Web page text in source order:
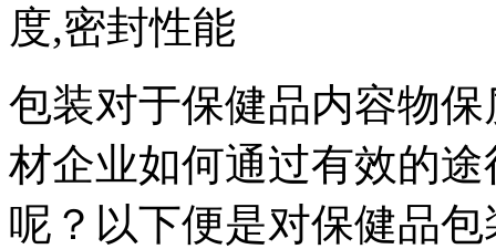
度,密封性能
包装对于保健品内容物
材企业如何通过有效的
呢？以下便是对保健品